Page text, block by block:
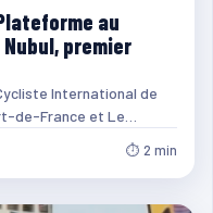
au
premier
International de
de-France et Le…
⏱ 2 min